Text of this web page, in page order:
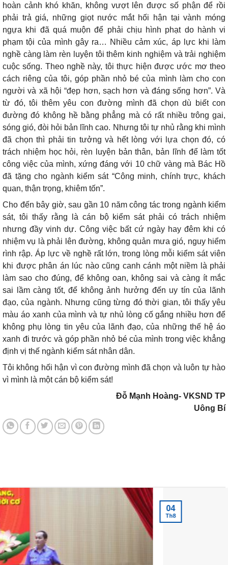
hoàn cảnh khó khăn, không vượt lên được số phận để rồi
phải trả giá, những giọt nước mắt hối hận tại vành móng
ngựa khi đã quá muộn để phải chịu hình phạt do hành vi
phạm tội của mình gây ra… Nhiều cảm xúc, áp lực khi làm
nghề càng làm rèn luyện tôi thêm kinh nghiệm và trải nghiệm
cuộc sống. Theo nghề này, tôi thực hiện được ước mơ theo
cách riêng của tôi, góp phần nhỏ bé của mình làm cho con
người và xã hội “đẹp hơn, sạch hơn và đáng sống hơn”. Và
từ đó, tôi thêm yêu con đường mình đã chọn dù biết con
đường đó không hề bằng phẳng mà có rất nhiều trông gai,
sóng gió, đòi hỏi bản lĩnh cao. Nhưng tôi tự nhủ rằng khi mình
đã chọn thì phải tin tưởng và hết lòng với lựa chọn đó, có
trách nhiệm học hỏi, rèn luyện bản thân, bản lĩnh để làm tốt
công việc của mình, xứng đáng với 10 chữ vàng mà Bác Hồ
đã tặng cho ngành kiểm sát “Công minh, chính trực, khách
quan, thận trọng, khiêm tốn”.
Cho đến bây giờ, sau gần 10 năm công tác trong ngành kiểm
sát, tôi thấy rằng là cán bộ kiểm sát phải có trách nhiệm
nhưng đầy vinh dự. Công việc bất cứ ngày hay đêm khi có
nhiệm vụ là phải lên đường, không quản mưa gió, nguy hiểm
rình rập. Áp lực về nghề rất lớn, trong lòng mỗi kiểm sát viên
khi được phân án lúc nào cũng canh cánh một niềm là phải
làm sao cho đúng, để không oan, không sai và càng ít mắc
sai lầm càng tốt, để không ảnh hưởng đến uy tín của lãnh
đạo, của ngành. Nhưng cũng từng đó thời gian, tôi thấy yêu
màu áo xanh của mình và tự nhủ lòng cố gắng nhiều hơn để
không phụ lòng tin yêu của lãnh đạo, của những thế hệ áo
xanh đi trước và góp phần nhỏ bé của mình trong việc khẳng
định vị thế ngành kiểm sát nhân dân.
Tôi không hối hận vì con đường mình đã chọn và luôn tự hào
vì mình là một cán bộ kiểm sát!
Đỗ Mạnh Hoàng- VKSND TP
Uông Bí
04